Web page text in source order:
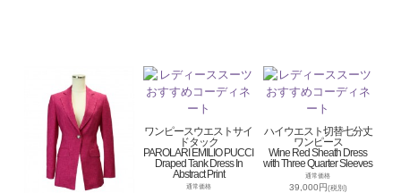
ワンピースウエストサイ
ドタック
PAROLARI EMILIO PUCCI
Draped Tank Dress In
Abstract Print
通常価格
ハイウエスト切替七分丈
ワンピース
Wine Red Sheath Dress
with Three Quarter Sleeves
通常価格
39,000円(税別)